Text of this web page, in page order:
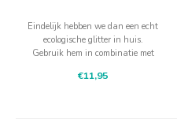
Eindelijk hebben we dan een echt
ecologische glitter in huis.
Gebruik hem in combinatie met
of op zichzelf.
€11,95